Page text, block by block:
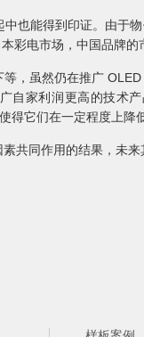
也能得到印证。由于
彩电市场，中国品牌
，虽然仍在推广
自家利润更高的技术
得它们在一定程度上降
共同作用的结果，未